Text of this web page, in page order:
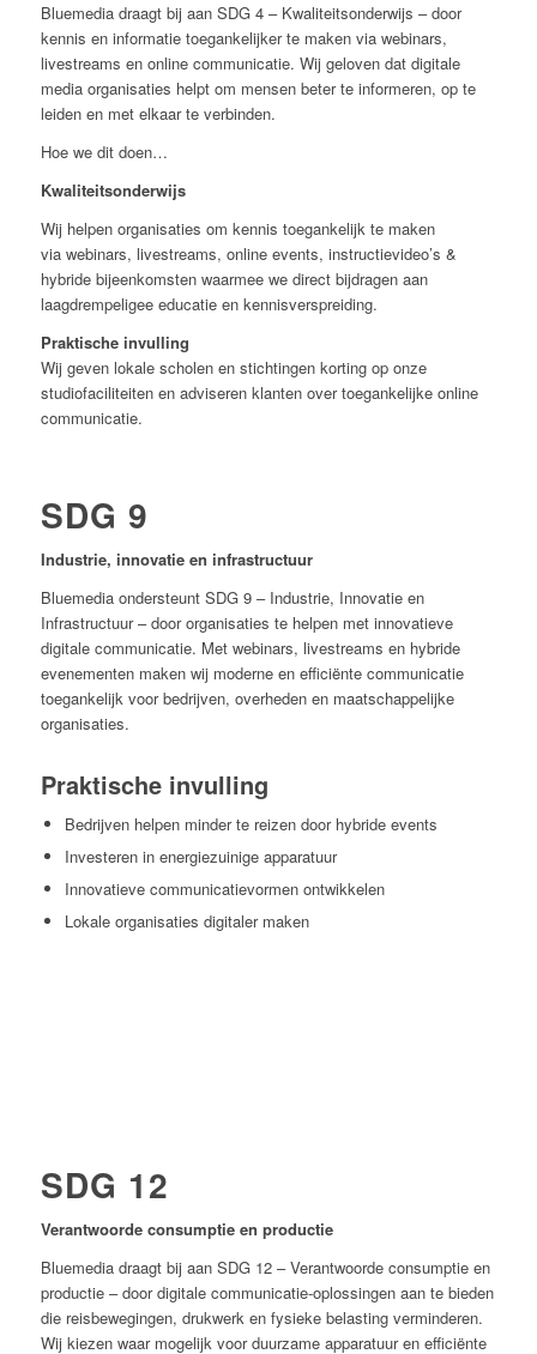
Bluemedia draagt bij aan SDG 4 – Kwaliteitsonderwijs – door
kennis en informatie toegankelijker te maken via webinars,
livestreams en online communicatie. Wij geloven dat digitale
media organisaties helpt om mensen beter te informeren, op te
leiden en met elkaar te verbinden.
Hoe we dit doen…
Kwaliteitsonderwijs
Wij helpen organisaties om kennis toegankelijk te maken
via webinars, livestreams, online events, instructievideo’s &
hybride bijeenkomsten waarmee we direct bijdragen aan
laagdrempeligee educatie en kennisverspreiding.
Praktische invulling
Wij geven lokale scholen en stichtingen korting op onze
studiofaciliteiten en adviseren klanten over toegankelijke online
communicatie.
SDG 9
Industrie, innovatie en infrastructuur
Bluemedia ondersteunt SDG 9 – Industrie, Innovatie en
Infrastructuur – door organisaties te helpen met innovatieve
digitale communicatie. Met webinars, livestreams en hybride
evenementen maken wij moderne en efficiënte communicatie
toegankelijk voor bedrijven, overheden en maatschappelijke
organisaties.
Praktische invulling
Bedrijven helpen minder te reizen door hybride events
Investeren in energiezuinige apparatuur
Innovatieve communicatievormen ontwikkelen
Lokale organisaties digitaler maken
SDG 12
Verantwoorde consumptie en productie
Bluemedia draagt bij aan SDG 12 – Verantwoorde consumptie en
productie – door digitale communicatie-oplossingen aan te bieden
die reisbewegingen, drukwerk en fysieke belasting verminderen.
Wij kiezen waar mogelijk voor duurzame apparatuur en efficiënte